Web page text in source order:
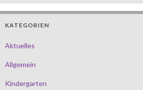
KATEGORIEN
Aktuelles
Allgemein
Kindergarten